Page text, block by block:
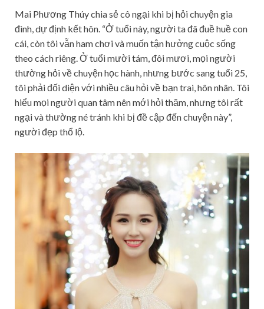
Mai Phương Thúy chia sẻ cô ngại khi bị hỏi chuyện gia
đình, dự định kết hôn. “Ở tuổi này, người ta đã đuề huề con
cái, còn tôi vẫn ham chơi và muốn tận hưởng cuộc sống
theo cách riêng. Ở tuổi mười tám, đôi mươi, mọi người
thường hỏi về chuyện học hành, nhưng bước sang tuổi 25,
tôi phải đối diện với nhiều câu hỏi về bạn trai, hôn nhân. Tôi
hiểu mọi người quan tâm nên mới hỏi thăm, nhưng tôi rất
ngại và thường né tránh khi bị đề cập đến chuyện này”,
người đẹp thổ lộ.